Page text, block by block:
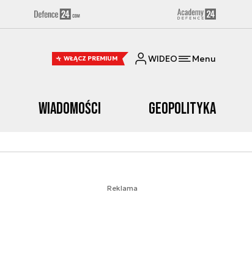
WŁĄCZ PREMIUM WIDEO Menu
Wiadomości Geopolityka
Reklama